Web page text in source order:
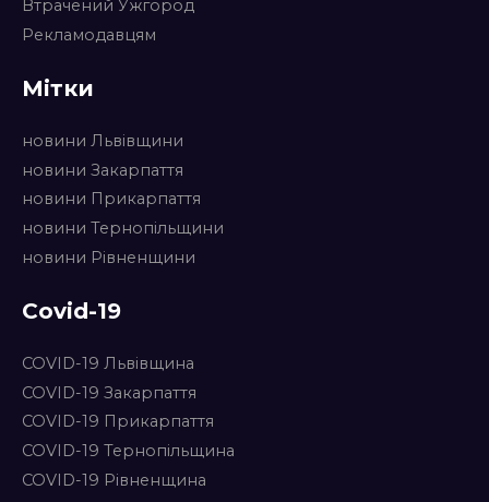
Втрачений Ужгород
Рекламодавцям
Мітки
новини Львівщини
новини Закарпаття
новини Прикарпаття
новини Тернопільщини
новини Рівненщини
Covid-19
COVID-19 Львівщина
COVID-19 Закарпаття
COVID-19 Прикарпаття
COVID-19 Тернопільщина
COVID-19 Рівненщина